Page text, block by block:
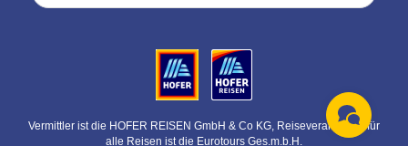
Vermittler ist die HOFER REISEN GmbH & Co KG, Reiseveranstalter für
alle Reisen ist die Eurotours Ges.m.b.H.